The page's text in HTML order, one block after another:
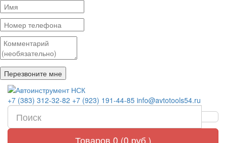
+7 (383) 312-32-82 +7 (923) 191-44-85 info@avtotools54.ru
Товаров 0 (0 руб.)